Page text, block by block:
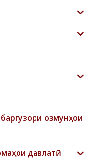
озмунҳои
давлатӣ